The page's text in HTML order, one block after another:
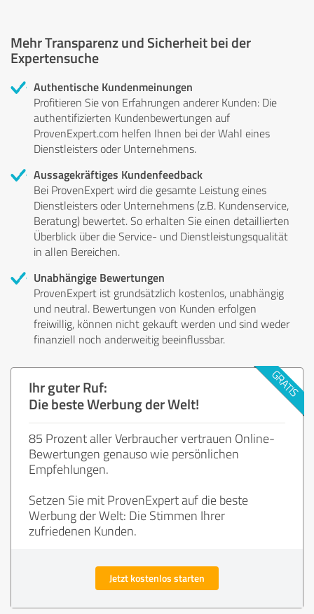
Mehr Transparenz und Sicherheit bei der
Expertensuche
Authentische Kundenmeinungen
Profitieren Sie von Erfahrungen anderer Kunden: Die
authentifizierten Kundenbewertungen auf
ProvenExpert.com helfen Ihnen bei der Wahl eines
Dienstleisters oder Unternehmens.
Aussagekräftiges Kundenfeedback
Bei ProvenExpert wird die gesamte Leistung eines
Dienstleisters oder Unternehmens (z.B. Kundenservice,
Beratung) bewertet. So erhalten Sie einen detaillierten
Überblick über die Service- und Dienstleistungsqualität
in allen Bereichen.
Unabhängige Bewertungen
ProvenExpert ist grundsätzlich kostenlos, unabhängig
und neutral. Bewertungen von Kunden erfolgen
freiwillig, können nicht gekauft werden und sind weder
finanziell noch anderweitig beeinflussbar.
Ihr guter Ruf:
Die beste Werbung der Welt!
85 Prozent aller Verbraucher vertrauen Online-
Bewertungen genauso wie persönlichen
Empfehlungen.
Setzen Sie mit ProvenExpert auf die beste
Werbung der Welt: Die Stimmen Ihrer
zufriedenen Kunden.
Jetzt kostenlos starten